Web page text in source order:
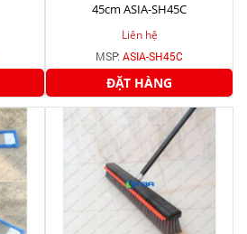
45cm ASIA-SH45C
Liên hệ
MSP: ASIA-SH45C
ĐẶT HÀNG